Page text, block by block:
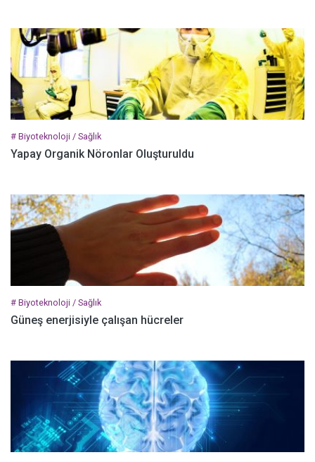
# Biyoteknoloji / Sağlık
Yapay Organik Nöronlar Oluşturuldu
# Biyoteknoloji / Sağlık
Güneş enerjisiyle çalışan hücreler